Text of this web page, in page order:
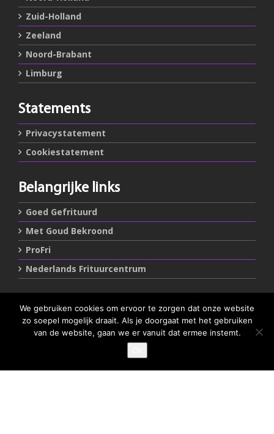
GEEF JE SMULSCORE
Zuid-Holland
Zeeland
Noord-Brabant
Limburg
Statements
Privacystatement
Cookiestatement
Belangrijke links
Goed Gefrituurd
Met Goud Bekroond
ProFri
Nederlands Frituurcentrum
Smulgids.nl
Nederlands Frituurcentrum
Blaarthemseweg 72
We gebruiken cookies om ervoor te zorgen dat onze website
zo soepel mogelijk draait. Als je doorgaat met het gebruiken
van de website, gaan we er vanuit dat ermee instemt.